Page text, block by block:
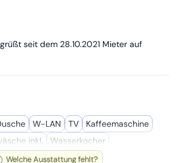
Dusche
Elektroherd mit Ceranfeld und
seit dem 28.10.2021 Mieter auf
W-LAN TV
Kaffee­maschine
inkl.
Wasserkocher
Hygiene Produkte
Welche Ausstattung fehlt?